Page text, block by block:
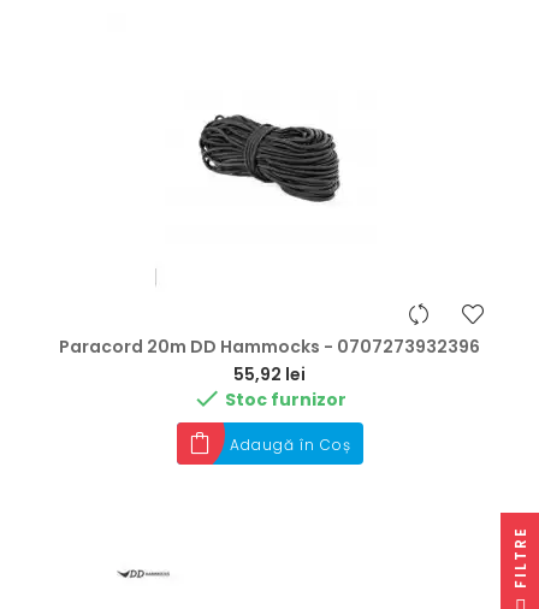
Paracord 20m DD Hammocks - 0707273932396
55,92 lei
 Stoc furnizor
Adaugă în Coș
E